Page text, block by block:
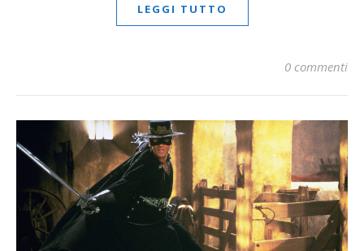
LEGGI TUTTO
0 commenti